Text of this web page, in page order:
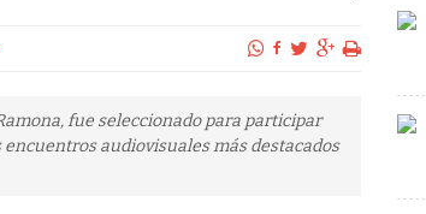
fue seleccionado para participar
encuentros audiovisuales más destacados